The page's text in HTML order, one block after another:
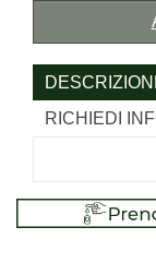
RICHIEDI